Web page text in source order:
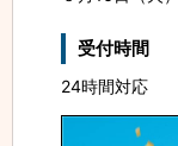
受付時間
24時間対応